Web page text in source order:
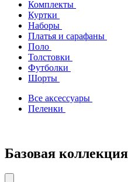
Комплекты
Куртки
Наборы
Платья и сарафаны
Поло
Толстовки
Футболки
Шорты
Все аксессуары
Пеленки
Базовая коллекция